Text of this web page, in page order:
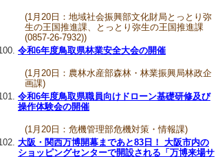
(1月20日：地域社会振興部文化財局とっとり弥
生の王国推進課、とっとり弥生の王国推進課
(0857-26-7932))
令和6年度鳥取県林業安全大会の開催
(1月20日：農林水産部森林・林業振興局林政企
画課)
令和6年度鳥取県職員向けドローン基礎研修及び
操作体験会の開催
(1月20日：危機管理部危機対策・情報課)
大阪・関西万博開幕まであと83日！ 大阪市内の
ショッピングセンターで開設される「万博来場サ